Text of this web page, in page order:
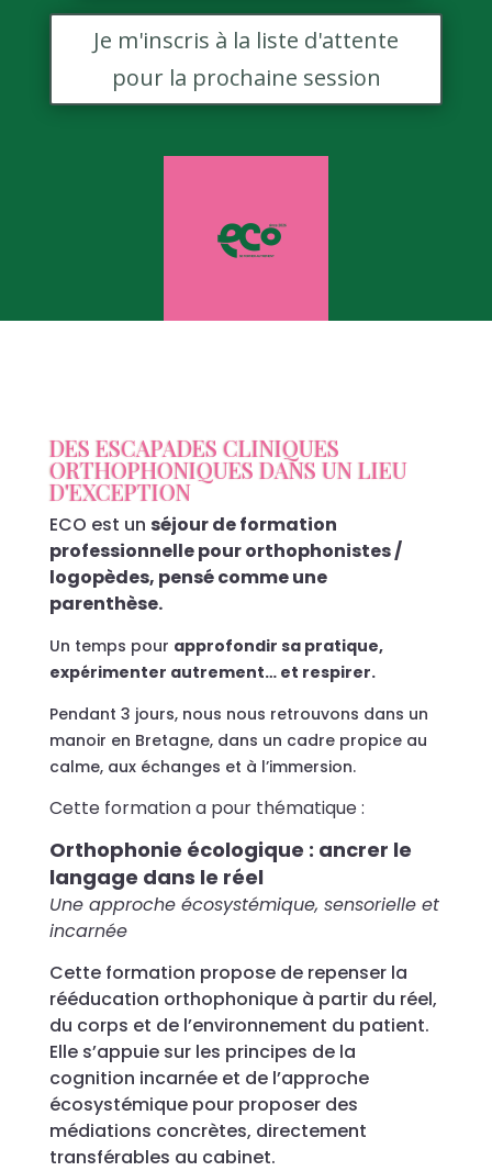
Je m'inscris à la liste d'attente
pour la prochaine session
DES ESCAPADES CLINIQUES
ORTHOPHONIQUES DANS UN LIEU
D'EXCEPTION
ECO est un séjour de formation
professionnelle pour orthophonistes /
logopèdes, pensé comme une
parenthèse.
Un temps pour approfondir sa pratique,
expérimenter autrement… et respirer.
Pendant 3 jours, nous nous retrouvons dans un
manoir en Bretagne, dans un cadre propice au
calme, aux échanges et à l’immersion.
Cette formation a pour thématique :
Orthophonie écologique : ancrer le
langage dans le réel
Une approche écosystémique, sensorielle et
incarnée
Cette formation propose de repenser la
rééducation orthophonique à partir du réel,
du corps et de l’environnement du patient.
Elle s’appuie sur les principes de la
cognition incarnée et de l’approche
écosystémique pour proposer des
médiations concrètes, directement
transférables au cabinet.